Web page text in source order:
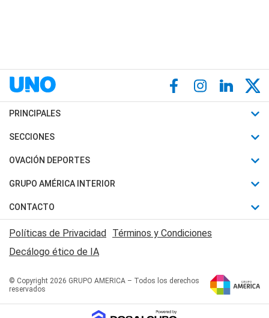
PRINCIPALES
Últimas Noticias
Política
Judiciales
Economia
SECCIONES
Horóscopo
Motores
Trucos caseros
Series y Películas
Edictos y Solicitadas
OVACIÓN DEPORTES
Fútbol
Mundial
Automovilismo
Rugby
Básquet
GRUPO AMÉRICA INTERIOR
Canal 7 en Vivo
San Juan 8
CONTACTO
Acerca de Nosotros
Contactanos
Políticas de Privacidad Términos y Condiciones
Decálogo ético de IA
© Copyright 2026 GRUPO AMERICA – Todos los derechos
reservados